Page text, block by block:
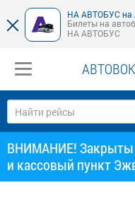
НА АВТОБУС на
Билеты на
НА АВТОБУС
ВНИМАНИЕ! Закрыты
и кассовый пункт